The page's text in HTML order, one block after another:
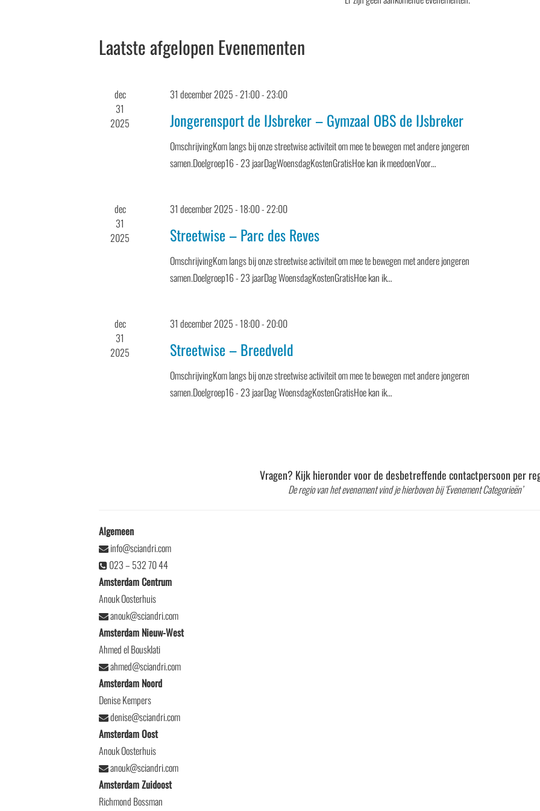
Kalender
Evenementen
Laatste afgelopen Evenementen
dec
31
2025
31 december 2025 - 21:00-23:00
Jongerensport de IJsbreker – Gymzaal OBS de IJsbreker
OmschrijvingKom langs bij onze streetwise activiteit om mee te bewegen met andere jongeren
samen.Doelgroep16 - 23 jaarDagWoensdagKostenGratisHoe kan ik meedoenVoor…
dec
31
2025
31 december 2025 - 18:00-22:00
Streetwise – Parc des Reves
OmschrijvingKom langs bij onze streetwise activiteit om mee te bewegen met andere jongeren
samen.Doelgroep16 - 23 jaarDag WoensdagKostenGratisHoe kan ik…
dec
31
2025
31 december 2025 - 18:00-20:00
Streetwise – Breedveld
OmschrijvingKom langs bij onze streetwise activiteit om mee te bewegen met andere jongeren
samen.Doelgroep16 - 23 jaarDag WoensdagKostenGratisHoe kan ik…
Vragen? Kijk hieronder voor de desbetreffende contactpersoon per
De regio van het evenement vind je hierboven bij ‘Evenement Categorieën’
Algemeen
info@sciandri.com
023 – 532 70 44
Amsterdam Centrum
Anouk Oosterhuis
anouk@sciandri.com
Amsterdam Nieuw-West
Ahmed el Bousklati
ahmed@sciandri.com
Amsterdam Noord
Denise Kempers
denise@sciandri.com
Amsterdam Oost
Anouk Oosterhuis
anouk@sciandri.com
Amsterdam Zuidoost
Richmond Bossman